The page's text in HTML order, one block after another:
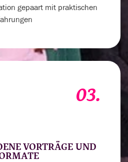
gepaart mit praktischen
03.
VORTRÄGE UND